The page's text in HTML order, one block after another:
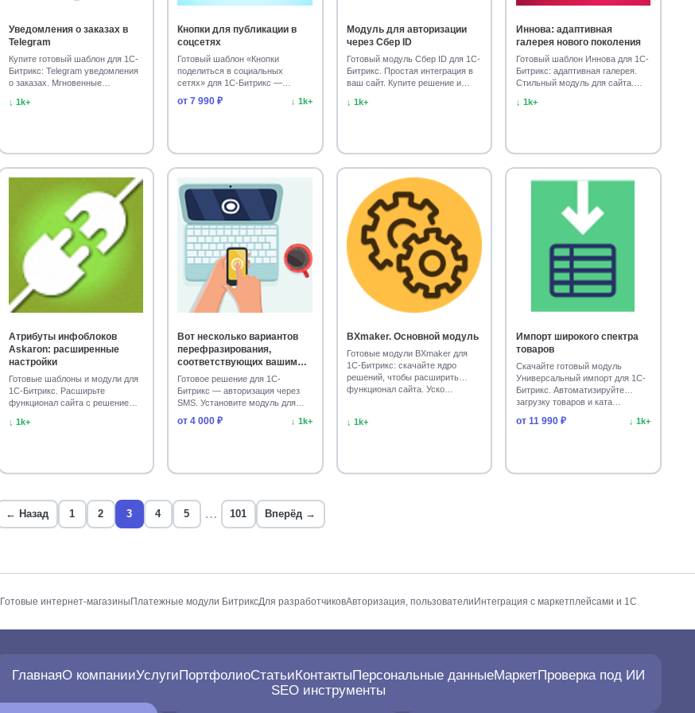
Уведомления о заказах в
Telegram
Купите готовый шаблон для 1С-
Битрикс: Telegram уведомления
о заказах. Мгновенные
↓ 1k+
Кнопки для публикации в
соцсетях
Готовый шаблон «Кнопки
поделиться в социальных
сетях» для 1С-Битрикс —
установите на сайт и увеличьт…
от 7 990 ₽ ↓ 1k+
Модуль для авторизации
через Сбер ID
Готовый модуль Сбер ID для 1С-
Битрикс. Простая интеграция в
ваш сайт. Купите решение и
↓ 1k+
Иннова: адаптивная
галерея нового поколения
Готовый шаблон Иннова для 1С-
Битрикс: адаптивная галерея.
Стильный модуль для сайта.
↓ 1k+
Атрибуты инфоблоков
Askaron: расширенные
настройки
Готовые шаблоны и модули для
1С-Битрикс. Расширьте
функционал сайта с решением
↓ 1k+
Вот несколько вариантов
перефразирования,
соответствующих вашим
требованиям: Вход по SMS-
коду Авторизация по SMS
SMS-аутентификация для
Готовое решение для 1С-
Битрикс — авторизация через
SMS. Установите модуль для
безопасного входа по к…
от 4 000 ₽ ↓ 1k+
BXmaker. Основной модуль
Готовые модули BXmaker для
1С-Битрикс: скачайте ядро
решений, чтобы расширить
функционал сайта. Уско…
↓ 1k+
Импорт широкого спектра
товаров
Скачайте готовый модуль
Универсальный импорт для 1С-
Битрикс. Автоматизируйте
загрузку товаров и ката…
от 11 990 ₽ ↓ 1k+
← Назад 1 2 3 4 5 … 101 Вперёд →
Готовые интернет-магазиныПлатежные модули БитриксДля разработчиковАвторизация, пользователиИнтеграция с маркетплейсами и 1С
ГлавнаяО компанииУслугиПортфолиоСтатьиКонтактыПерсональные данныеМаркетПроверка под ИИ
SEO инструменты